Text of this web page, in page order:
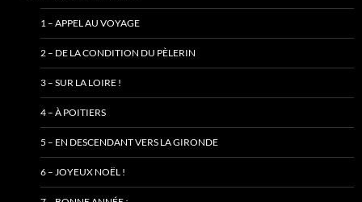
1 – APPEL AU VOYAGE
2 – DE LA CONDITION DU PÈLERIN
3 – SUR LA LOIRE !
4 – À POITIERS
5 – EN DESCENDANT VERS LA GIRONDE
6 – JOYEUX NOËL !